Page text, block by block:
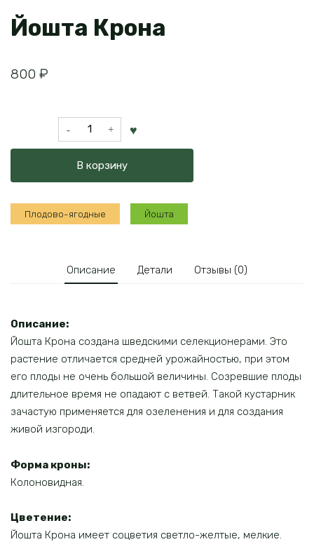
Йошта Крона
800 ₽
Количество
товара
КронаВ корзину
Плодово-ягодные Йошта
Описание Детали Отзывы (0)
Описание:
Йошта Крона создана шведскими селекционерами. Это
растение отличается средней урожайностью, при этом
его плоды не очень большой величины. Созревшие плоды
длительное время не опадают с ветвей. Такой кустарник
зачастую применяется для озеленения и для создания
живой изгороди.
Форма кроны:
Колоновидная.
Цветение:
Йошта Крона имеет соцветия светло-желтые, мелкие.